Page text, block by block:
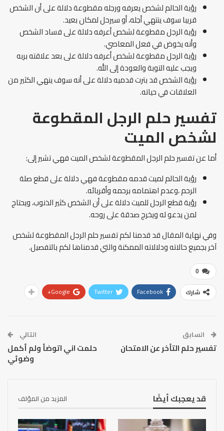
رؤية الحالم لشخص يعرفه ورجله مقطوعة دلالة على أن الشخص
قريبا سوف ينتهي أجله، أو سيرحل لمكان بعيد.
رؤية الرجل مقطوعة لشخص أعرفه دلالة على فساد الشخص
وأنه يخوض في فعل المعاصي.
رؤية الرجل مقطوعة لشخص أعرفه دلالة على بعد علاقته بربه
ويجب عليه التوبة والعودة إلى الله.
رؤية الشخص قد بترت قدميه دلالة على أنه سوف ينهي الكثير من
العلاقات في حياته.
تفسير حلم الرجل المقطوعة
لشخص الميت
أما عن تفسير حلم الرجل المقطوعة لشخص الميت فهي تشير إلى:
رؤية الحالم لميت قدمه مقطوعة فهي دلالة على قطع صلة
الرحم ،وعدم اهتمامه برحمه وأقربائه.
رؤية قطع الرجل للميت دلالة على أن الشخص كثير الذنوب، ويحتاج
لمن يدعو له ويخرج صدقة على روحه.
وفي نهاية المقال قد قدمنا لكم تفسير حلم الرجل المقطوعة لشخص
آخر بجميع حالاته ودلالاته الممكنة والتي قدمناها لكم بالتفصيل.
0
شارك Facebook
Twitter
Google+
السابق
تفسير حلم التأخر عن الامتحان
التالي
حلمت اني اتوضأ ولم أكمل
وضوئي
قد يعجبك أيضًا المزيد من المؤلف